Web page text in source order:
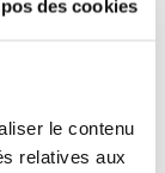
des cookies
le contenu
relatives aux